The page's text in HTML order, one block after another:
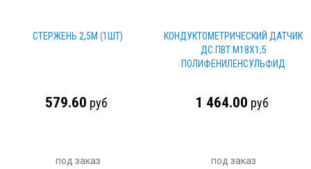
СТЕРЖЕНЬ 2,5М (1ШТ)
579.60 руб
под заказ
КОНДУКТОМЕТРИЧЕСКИЙ ДАТЧИК
ДС.ПВТ.М18Х1,5
ПОЛИФЕНИЛЕНСУЛЬФИД
1 464.00 руб
под заказ